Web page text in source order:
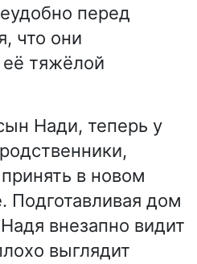
перед
что они
её тяжёлой
Нади, теперь у
в новом
Подготавливая дом
внезапно видит
выглядит